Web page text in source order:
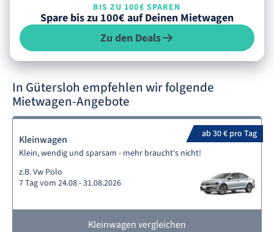
BIS ZU 100€ SPAREN
Spare bis zu 100€ auf Deinen Mietwagen
Zu den Deals
In Gütersloh empfehlen wir folgende
Mietwagen-Angebote
ab 30 € pro Tag
Kleinwagen
Klein, wendig und sparsam - mehr braucht's nicht!
z.B. Vw Polo
7 Tag vom 24.08 - 31.08.2026
Kleinwagen vergleichen